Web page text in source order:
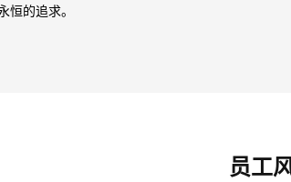
恒的追求。
员工